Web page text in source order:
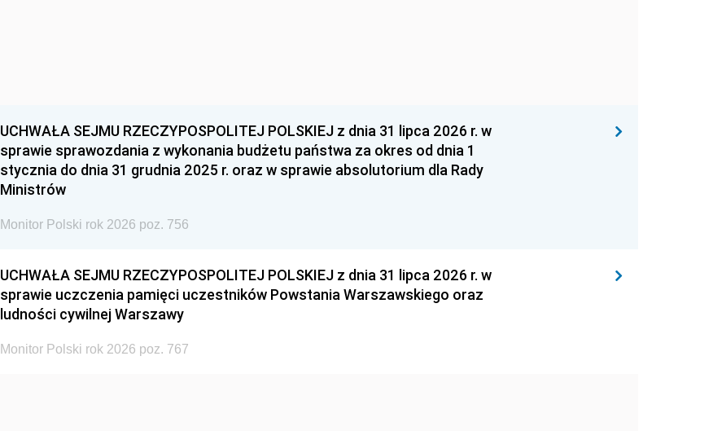
UCHWAŁA SEJMU RZECZYPOSPOLITEJ POLSKIEJ z dnia 31 lipca 2026 r. w
sprawie sprawozdania z wykonania budżetu państwa za okres od dnia 1
stycznia do dnia 31 grudnia 2025 r. oraz w sprawie absolutorium dla Rady
Ministrów
Monitor Polski rok 2026 poz. 756
UCHWAŁA SEJMU RZECZYPOSPOLITEJ POLSKIEJ z dnia 31 lipca 2026 r. w
sprawie uczczenia pamięci uczestników Powstania Warszawskiego oraz
ludności cywilnej Warszawy
Monitor Polski rok 2026 poz. 767